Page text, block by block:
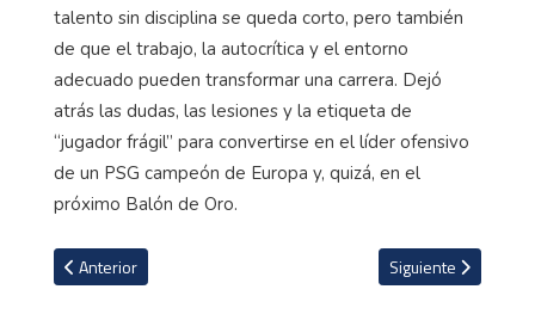
talento sin disciplina se queda corto, pero también
de que el trabajo, la autocrítica y el entorno
adecuado pueden transformar una carrera. Dejó
atrás las dudas, las lesiones y la etiqueta de
“jugador frágil” para convertirse en el líder ofensivo
de un PSG campeón de Europa y, quizá, en el
próximo Balón de Oro.
Artículo anterior: La vergonzosa estadística por la que
Anterior Artículo siguiente:
Siguiente